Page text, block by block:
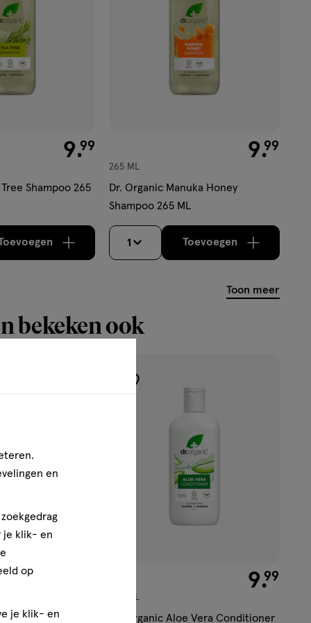
€ 9.99
9.99
Shampoo 265
verhoog aantal met één Bijna uitverkocht!Er zijn nog
€ 9.99
9.99
265 ML
Dr. Organic Manuka Honey
Shampoo 265 ML
1 Toevoegenverhoog aantal
Toon meer
bekeken ook
Argan Oil
verlanglijst
€ 9.99
9.99
265 ML
Dr. Organic Aloe Vera Conditioner
en
je klik- en
op
je klik- en